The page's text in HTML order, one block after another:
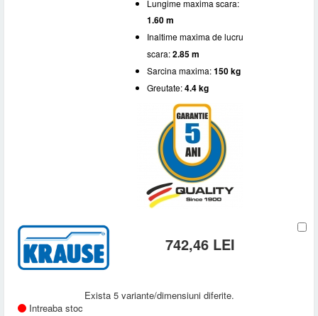
Lungime maxima scara:
1.60 m
Inaltime maxima de lucru
scara:2.85 m
Sarcina maxima:150 kg
Greutate:4.4 kg
742,46 LEI
Exista 5 variante/dimensiuni diferite.
Intreaba stoc